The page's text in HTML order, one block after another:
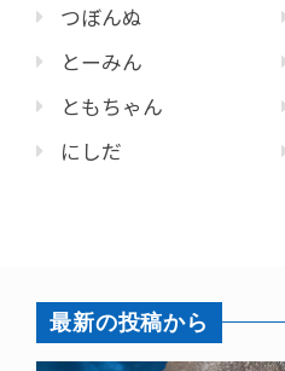
つぼんぬ
とーみん
ともちゃん
にしだ
最新の投稿から